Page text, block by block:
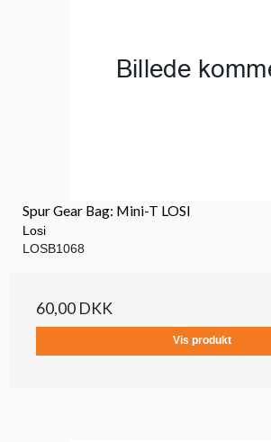
Spur Gear Bag: Mini-T LOSI
Losi
LOSB1068
60,00 DKK
Vis produkt